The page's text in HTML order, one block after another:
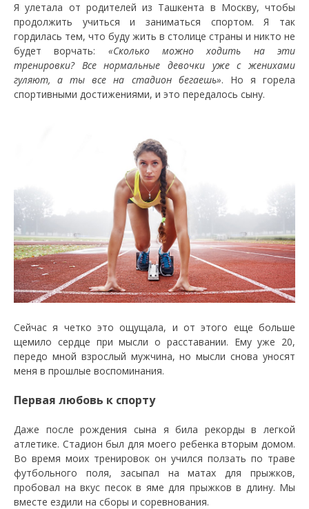
Я улетала от родителей из Ташкента в Москву, чтобы
продолжить учиться и заниматься спортом. Я так
гордилась тем, что буду жить в столице страны и никто не
будет ворчать: «Сколько можно ходить на эти
тренировки? Все нормальные девочки уже с женихами
гуляют, а ты все на стадион бегаешь». Но я горела
спортивными достижениями, и это передалось сыну.
Сейчас я четко это ощущала, и от этого еще больше
щемило сердце при мысли о расставании. Ему уже 20,
передо мной взрослый мужчина, но мысли снова уносят
меня в прошлые воспоминания.
Первая любовь к спорту
Даже после рождения сына я била рекорды в легкой
атлетике. Стадион был для моего ребенка вторым домом.
Во время моих тренировок он учился ползать по траве
футбольного поля, засыпал на матах для прыжков,
пробовал на вкус песок в яме для прыжков в длину. Мы
вместе ездили на сборы и соревнования.